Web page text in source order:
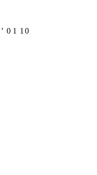
ʼ 0 1 1 0